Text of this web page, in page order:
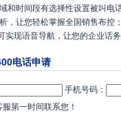
和时间段有选择性设置被叫电
，让您轻松掌握全国销售布控；
实现语音导航，让您的企业话务
电话申请
手机号码：
第一时间联系您！